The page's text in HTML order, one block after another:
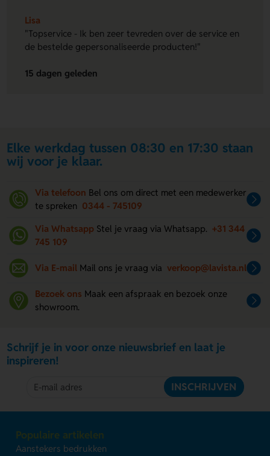
Lisa
"Topservice - Ik ben zeer tevreden over de service en
de bestelde gepersonaliseerde producten!"
15 dagen geleden
Elke werkdag tussen 08:30 en 17:30 staan
wij voor je klaar.
Via telefoon Bel ons om direct met een medewerker
te spreken 0344 - 745109
Via Whatsapp Stel je vraag via Whatsapp. +31 344
745 109
Via E-mail Mail ons je vraag via verkoop@lavista.nl
Bezoek ons Maak een afspraak en bezoek onze
showroom.
Schrijf je in voor onze nieuwsbrief en laat je
inspireren!
INSCHRIJVEN
Populaire artikelen
Aanstekers bedrukken